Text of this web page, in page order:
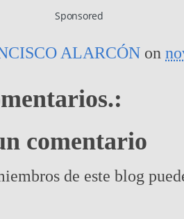
Sponsored
ALARCÓN on
comentario
de este blog